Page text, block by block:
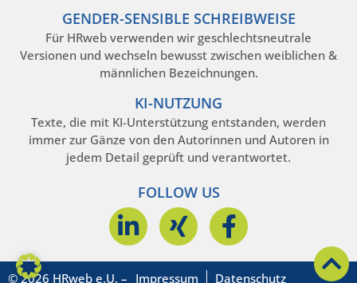
GENDER-SENSIBLE SCHREIBWEISE
Für HRweb verwenden wir geschlechtsneutrale
Versionen und wechseln bewusst zwischen weiblichen &
männlichen Bezeichnungen.
KI-NUTZUNG
Texte, die mit KI-Unterstützung entstanden, werden
immer zur Gänze von den Autorinnen und Autoren in
jedem Detail geprüft und verantwortet.
FOLLOW US
© 2026 HRweb e.U. – Impressum Datenschutz